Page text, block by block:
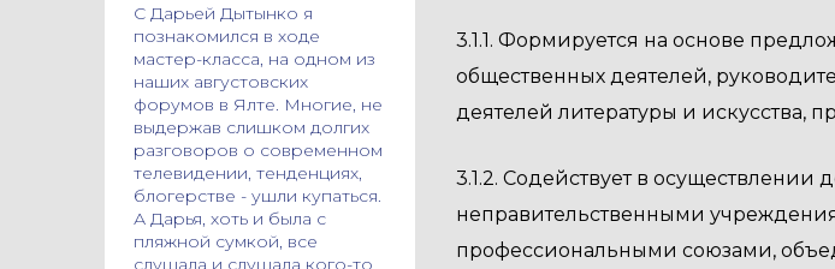
3.1.1. Формируется на основе
общественных деятелей,
деятелей литературы и искусства,
3.1.2. Содействует в
неправительственными
профессиональными союзами,
С Дарьей Дытынко я
познакомился в ходе
мастер-класса, на одном из
наших августовских
форумов в Ялте. Многие, не
выдержав слишком долгих
разговоров о современном
телевидении, тенденциях,
блогерстве - ушли купаться.
А Дарья, хоть и была с
пляжной сумкой, все
слушала и слушала кого-то